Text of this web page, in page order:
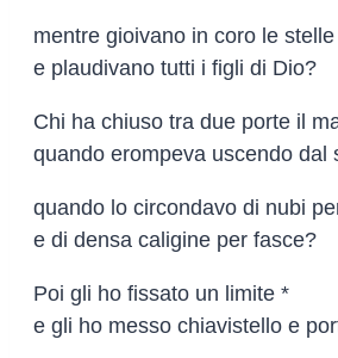
mentre gioivano in coro le
e plaudivano tutti i figli di Dio?
Chi ha chiuso tra due porte il
quando erompeva uscendo dal
quando lo circondavo di nubi
e di densa caligine per fasce?
Poi gli ho fissato un limite *
e gli ho messo chiavistello e